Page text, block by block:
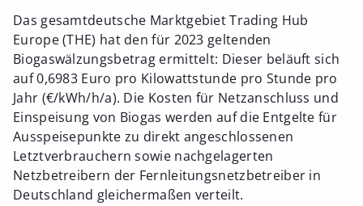
Das gesamtdeutsche Marktgebiet Trading Hub
Europe (THE) hat den für 2023 geltenden
Biogaswälzungsbetrag ermittelt: Dieser beläuft sich
auf 0,6983 Euro pro Kilowattstunde pro Stunde pro
Jahr (€/kWh/h/a). Die Kosten für Netzanschluss und
Einspeisung von Biogas werden auf die Entgelte für
Ausspeisepunkte zu direkt angeschlossenen
Letztverbrauchern sowie nachgelagerten
Netzbetreibern der Fernleitungsnetzbetreiber in
Deutschland gleichermaßen verteilt.